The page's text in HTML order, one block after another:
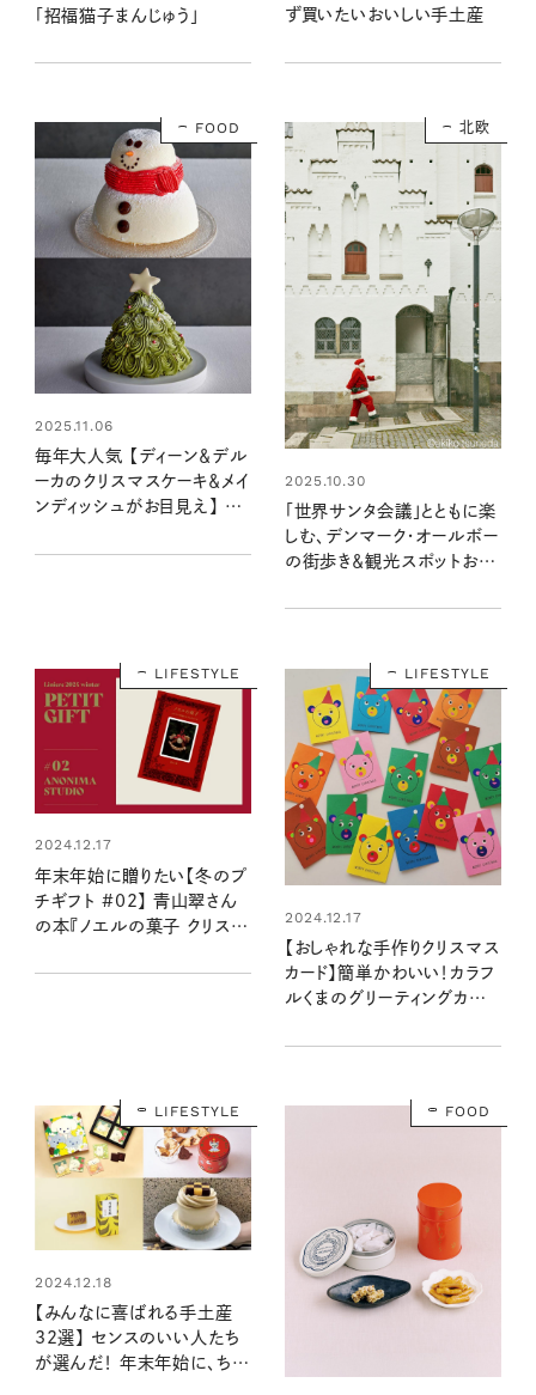
「招福猫子まんじゅう」
ず買いたいおいしい手土産
FOOD
2025.11.06
毎年大人気 【ディーン＆デル
ーカのクリスマスケーキ＆メイ
ンディッシュがお目見え】 心
向けて予約スタート！
北欧
2025.10.30
「世界サンタ会議」とともに楽
しむ、デンマーク・オールボー
の街歩き＆観光スポットおす
LIFESTYLE
2024.12.17
年末年始に贈りたい【冬のプ
チギフト #02】 青山翠さん
の本『ノエルの菓子 クリスマ
LIFESTYLE
2024.12.17
【おしゃれな手作りクリスマス
カード】簡単かわいい！カラフ
ルくまのグリーティングカード
いもの探し #27
LIFESTYLE
2024.12.18
【みんなに喜ばれる手土産
32選】 センスのいい人たち
が選んだ！ 年末年始に、ちょ
FOOD